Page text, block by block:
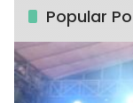
Popular